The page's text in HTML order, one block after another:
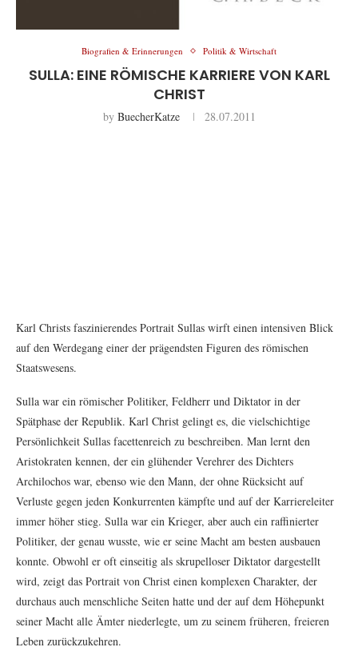
Biografien & Erinnerungen Politik & Wirtschaft
SULLA: EINE RÖMISCHE KARRIERE VON KARL
CHRIST
by BuecherKatze 28.07.2011
Karl Christs faszinierendes Portrait Sullas wirft einen intensiven Blick
auf den Werdegang einer der prägendsten Figuren des römischen
Staatswesens.
Sulla war ein römischer Politiker, Feldherr und Diktator in der
Spätphase der Republik. Karl Christ gelingt es, die vielschichtige
Persönlichkeit Sullas facettenreich zu beschreiben. Man lernt den
Aristokraten kennen, der ein glühender Verehrer des Dichters
Archilochos war, ebenso wie den Mann, der ohne Rücksicht auf
Verluste gegen jeden Konkurrenten kämpfte und auf der Karriereleiter
immer höher stieg. Sulla war ein Krieger, aber auch ein raffinierter
Politiker, der genau wusste, wie er seine Macht am besten ausbauen
konnte. Obwohl er oft einseitig als skrupelloser Diktator dargestellt
wird, zeigt das Portrait von Christ einen komplexen Charakter, der
durchaus auch menschliche Seiten hatte und der auf dem Höhepunkt
seiner Macht alle Ämter niederlegte, um zu seinem früheren, freieren
Leben zurückzukehren.